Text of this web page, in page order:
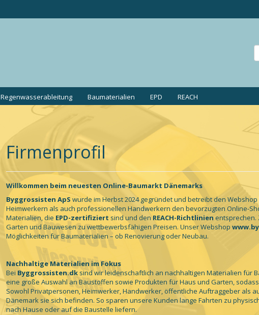
Regenwasserableitung Baumaterialien EPD REACH
Firmenprofil
Willkommen beim neuesten Online-Baumarkt Dänemarks
Byggrossisten ApS wurde im Herbst 2024 gegründet und betreibt den Webshop
Heimwerkern als auch professionellen Handwerkern den bevorzugten Online-
Materialien, die EPD-zertifiziert sind und den REACH-Richtlinien entsprechen.
Garten und Bauwesen zu wettbewerbsfähigen Preisen. Unser Webshop
Möglichkeiten für Baumaterialien – ob Renovierung oder Neubau.
Nachhaltige Materialien im Fokus
Bei Byggrossisten.dksind wir leidenschaftlich an nachhaltigen Materialien für
eine große Auswahl an Baustoffen sowie Produkten für Haus und Garten,
Sowohl Privatpersonen, Heimwerker, Handwerker, öffentliche Auftraggeber als
Dänemark sie sich befinden. So sparen unsere Kunden lange Fahrten zu
nach Hause oder auf die Baustelle liefern.